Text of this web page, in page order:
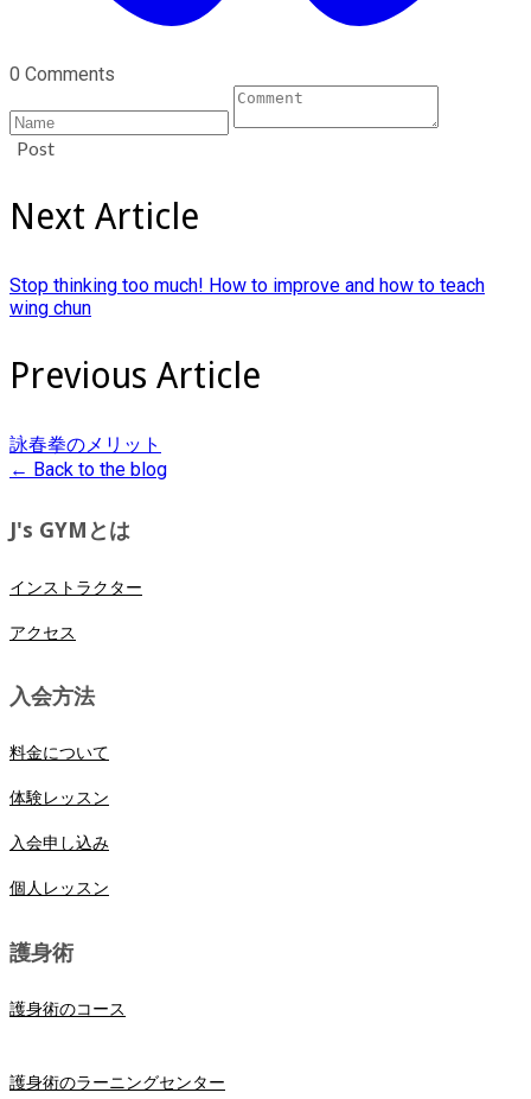
0 Comments
Post
Next Article
Stop thinking too much! How to improve and how to teach
wing chun
Previous Article
詠春拳のメリット
← Back to the blog
J's GYMとは
インストラクター
アクセス
入会方法
料金について
体験レッスン
入会申し込み
個人レッスン
護身術
護身術のコース
護身術のラーニングセンター